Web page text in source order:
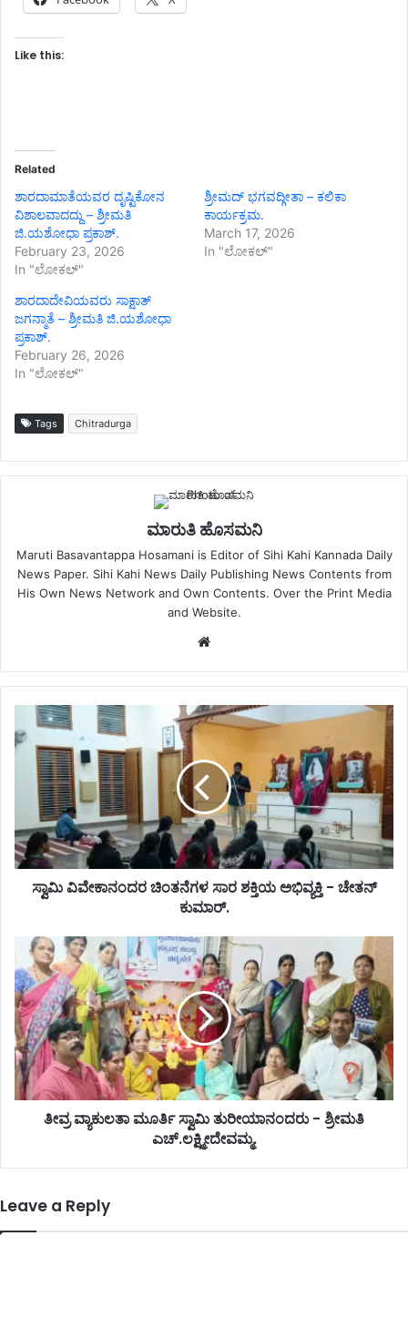
Like this:
Related
ಶಾರದಾಮಾತೆಯವರ ದೃಷ್ಟಿಕೋನ
ವಿಶಾಲವಾದದ್ದು – ಶ್ರೀಮತಿ
ಜಿ.ಯಶೋಧಾ ಪ್ರಕಾಶ್.
February 23, 2026
In "ಲೋಕಲ್"
ಶ್ರೀಮದ್ ಭಗವದ್ಗೀತಾ – ಕಲಿಕಾ
ಕಾರ್ಯಕ್ರಮ.
March 17, 2026
In "ಲೋಕಲ್"
ಶಾರದಾದೇವಿಯವರು ಸಾಕ್ಷಾತ್
ಜಗನ್ಮಾತೆ – ಶ್ರೀಮತಿ ಜಿ.ಯಶೋಧಾ
ಪ್ರಕಾಶ್.
February 26, 2026
In "ಲೋಕಲ್"
Tags Chitradurga
ಮಾರುತಿ ಹೊಸಮನಿ
Maruti Basavantappa Hosamani is Editor of Sihi Kahi Kannada Daily
News Paper. Sihi Kahi News Daily Publishing News Contents from
His Own News Network and Own Contents. Over the Print Media
and Website.
Website
ಸ್ವಾಮಿ ವಿವೇಕಾನಂದರ ಚಿಂತನೆಗಳ ಸಾರ ಶಕ್ತಿಯ ಅಭಿವ್ಯಕ್ತಿ - ಚೇತನ್
ಕುಮಾರ್.
ತೀವ್ರ ವ್ಯಾಕುಲತಾ ಮೂರ್ತಿ ಸ್ವಾಮಿ ತುರೀಯಾನಂದರು - ಶ್ರೀಮತಿ
ಎಚ್.ಲಕ್ಷ್ಮೀದೇವಮ್ಮ.
Leave a Reply